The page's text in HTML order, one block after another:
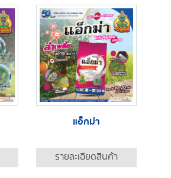
แอ็กม่า
รายละเอียดสินค้า